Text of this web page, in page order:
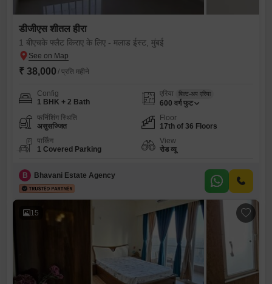
डीजीएस शीतल हीरा
1 बीएचके फ्लैट किराए के लिए - मलाड ईस्ट, मुंबई
₹ 38,000 / प्रति महीने
Config
1 BHK + 2 Bath
एरिया बिल्ट-अप एरिया
600 वर्ग फुट
फर्निशिंग स्थिति
असुसज्जित
Floor
17th of 36 Floors
पार्किंग
1 Covered Parking
View
रोड व्यू
B Bhavani Estate Agency
15